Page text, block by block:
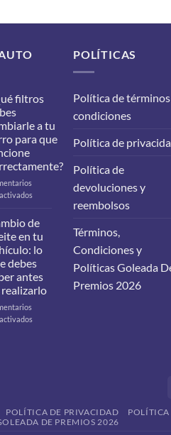
filtros
a tu
para que
filtros
debes
cambiarle
a
tu
carro
para
de
en tu
lo
debes
antes
realizarlo
que
debes
POLÍTICAS
Política de
condiciones
Política de
Política de
devoluciones y
reembolsos
Términos,
Condiciones y
Políticas Goleada
Premios 2026
POLÍTICA DE PRIVACIDAD
POLÍTICA
DE PREMIOS 2026